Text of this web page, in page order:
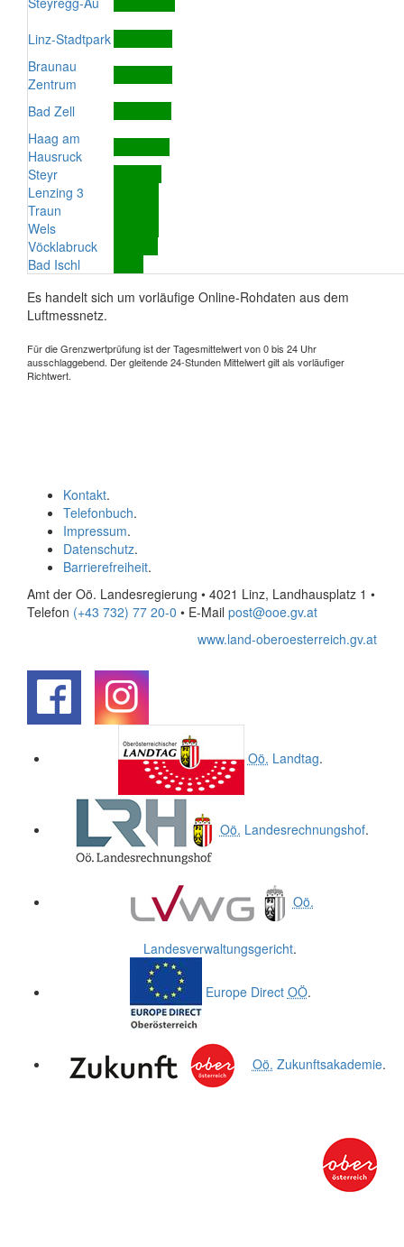
Linz-Stadtpark
Braunau
Zentrum
Bad Zell
Haag am
Hausruck
Steyr
Lenzing 3
Traun
Wels
Vöcklabruck
Bad Ischl
Es handelt sich um vorläufige Online-Rohdaten aus dem
Luftmessnetz.
Für die Grenzwertprüfung ist der Tagesmittelwert von 0 bis 24 Uhr
ausschlaggebend. Der gleitende 24-Stunden Mittelwert gilt als vorläufiger
Richtwert.
Kontakt.
Telefonbuch.
Impressum.
Datenschutz.
Barrierefreiheit.
Amt der Oö. Landesregierung • 4021 Linz, Landhausplatz 1 •
Telefon (+43 732) 77 20-0 • E-Mail post@ooe.gv.at
www.land-oberoesterreich.gv.at
Oö. Landtag.
Oö. Landesrechnungshof.
Oö.
Landesverwaltungsgericht.
Europe Direct OÖ.
Oö. Zukunftsakademie.